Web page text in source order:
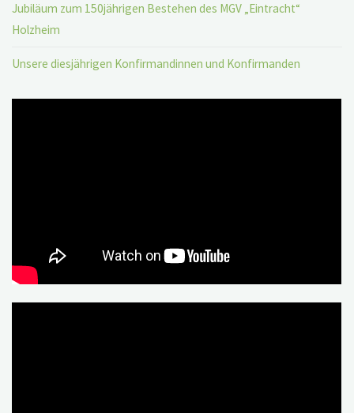
Jubiläum zum 150jährigen Bestehen des MGV „Eintracht“
Holzheim
Unsere diesjährigen Konfirmandinnen und Konfirmanden